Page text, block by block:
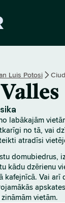
r
s
ā
k
u
m
l
p
a
Luis Potosi
labākajām
no tā, vai
atradīsi
domubiedrus,
kādu dzērienu
kafejnīcā. Vai arī
vietām.